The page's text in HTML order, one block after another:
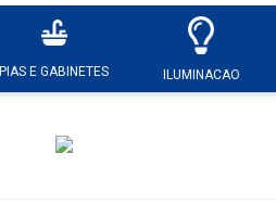
PIAS E GABINETES ILUMINACAO